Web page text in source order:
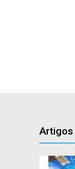
Artigos